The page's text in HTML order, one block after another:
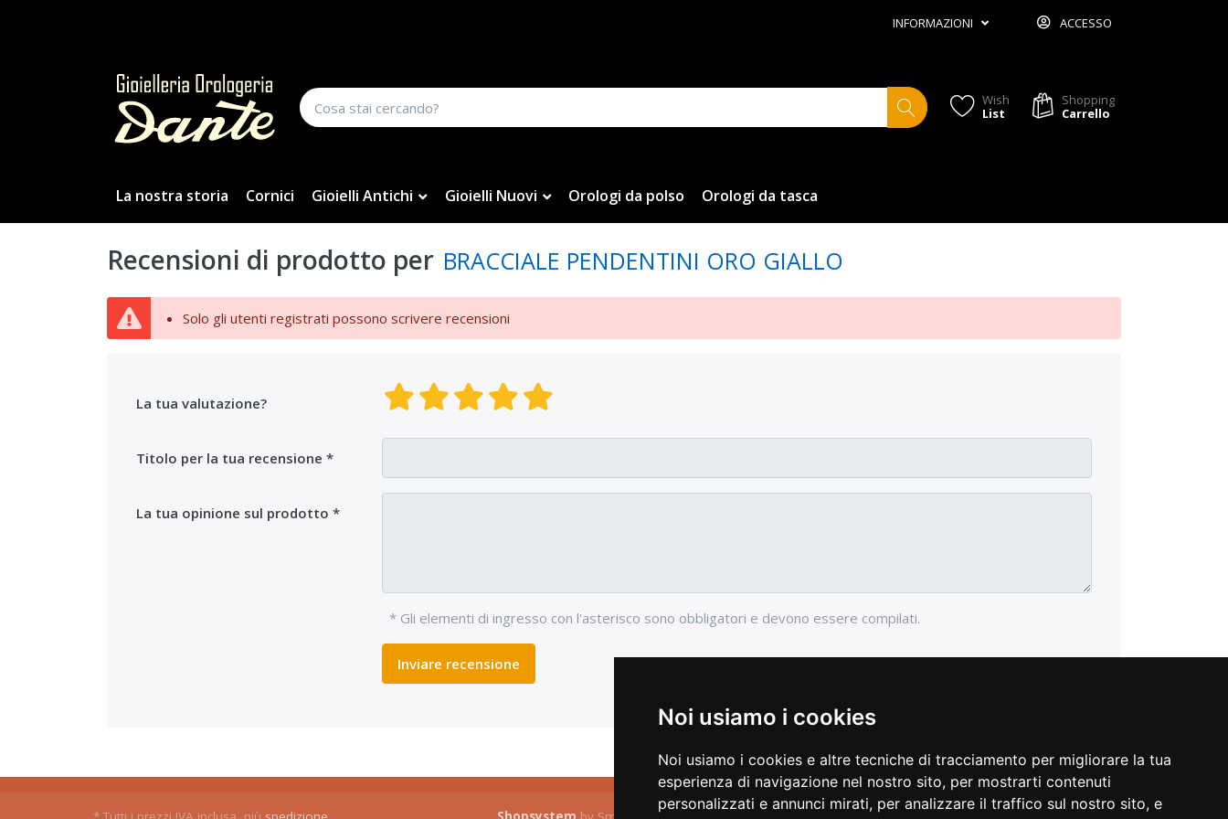
Noi usiamo i cookies
Noi usiamo i cookies e altre tecniche di tracciamento per migliorare la tua
esperienza di navigazione nel nostro sito, per mostrarti contenuti
personalizzati e annunci mirati, per analizzare il traffico sul nostro sito, e
INFORMAZIONI ACCESSO
Wish
List
Shopping
Carrello
La nostra storia Cornici Gioielli Antichi Gioielli Nuovi Orologi da polso Orologi da tasca
Recensioni di prodotto per BRACCIALE PENDENTINI ORO GIALLO
Solo gli utenti registrati possono scrivere recensioni
La tua valutazione?
Titolo per la tua recensione
La tua opinione sul prodotto
* Gli elementi di ingresso con l'asterisco sono obbligatori e devono essere compilati.
Inviare recensione